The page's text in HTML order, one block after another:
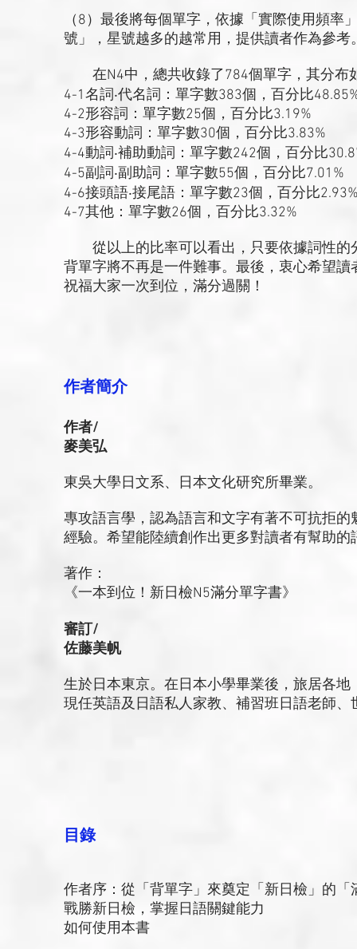
（8）最後將每個單字，依據「實際使用頻
號」，星號越多的越常用，提供讀者作為參考
在N4中，總共收錄了784個單字，其分布
4-1名詞‧代名詞：單字數383個，百分比
4-2形容詞：單字數25個，百分比3.19%
4-3形容動詞：單字數30個，百分比3.83%
4-4動詞‧補助動詞：單字數242個，百分比
4-5副詞‧副助詞：單字數55個，百分比7.01%
4-6接頭語‧接尾語：單字數23個，百分比
4-7其他：單字數26個，百分比3.32%
從以上的比率可以看出，只要依據詞性的
背單字將不再是一件難事。最後，衷心希望
祝福大家一次到位，滿分過關！
作者簡介
作者/
麥美弘
東吳大學日文系、日本文化研究所畢業。
專攻語言學，認為語言和文字有著不可抗拒
經驗。希望能陸續創作出更多對讀者有幫助的
著作：
《一本到位！新日檢N5滿分單字書》
審訂/
佐藤美帆
生於日本東京。在日本小學畢業後，旅居各
現任英語及日語私人家教、補習班日語老師
目錄
作者序：從「背單字」來奠定「新日檢」的「
戰勝新日檢，掌握日語關鍵能力
如何使用本書